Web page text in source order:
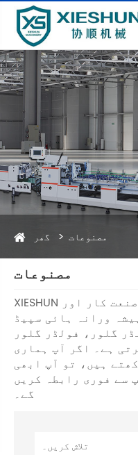
گھر مصنوعات
مصنوعات
XIESHUN چین میں ایک پیشہ ور صنعت کار اور
ورانہ ہائی سپیڈ
گلور، فولڈر گلور
ہے۔ اگر آپ ہماری
ہیں، تو آپ ابھی
سے فوری رابطہ کریں
گے۔